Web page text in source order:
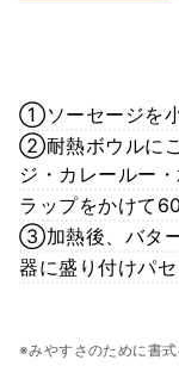
①ソーセージを小
②耐熱ボウルに
ジ・カレールー・
ラップをかけて
③加熱後、バター
器に盛り付けパセ
※みやすさのために書式